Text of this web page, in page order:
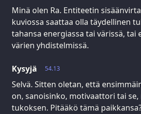
Minä olen Ra. Entiteetin
kuviossa saattaa olla täydellinen
tahansa energiassa tai värissä, tai
värien yhdistelmissä.
54.13
Kysyjä
Selvä. Sitten oletan, että
on, sanoisinko, motivaattori tai
tukoksen. Pitääkö tämä